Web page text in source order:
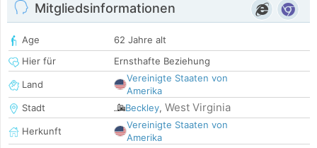
Mitgliedsinformationen
Age
62 Jahre alt
Hier für
Ernsthafte Beziehung
Land
Vereinigte Staaten von
Amerika
Stadt
Beckley, West Virginia
Herkunft
Vereinigte Staaten von
Amerika